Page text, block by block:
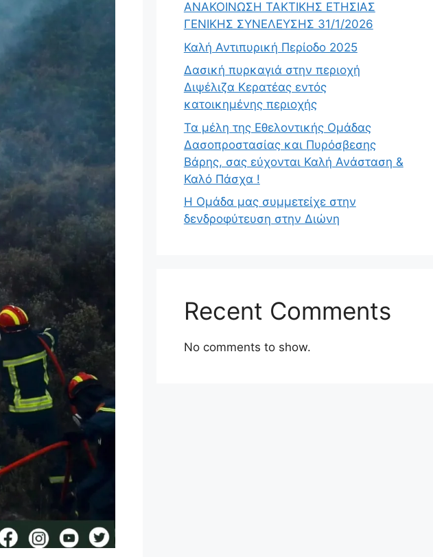
ΑΝΑΚΟΙΝΩΣΗ ΤΑΚΤΙΚΗΣ ΕΤΗΣΙΑΣ
ΓΕΝΙΚΗΣ ΣΥΝΕΛΕΥΣΗΣ 31/1/2026
Καλή Αντιπυρική Περίοδο 2025
Δασική πυρκαγιά στην περιοχή
Διψέλιζα Κερατέας εντός
κατοικημένης περιοχής
Τα μέλη της Εθελοντικής Ομάδας
Δασοπροστασίας και Πυρόσβεσης
Βάρης, σας εύχονται Καλή Ανάσταση &
Καλό Πάσχα !
Η Ομάδα μας συμμετείχε στην
δενδροφύτευση στην Διώνη
Recent Comments
No comments to show.